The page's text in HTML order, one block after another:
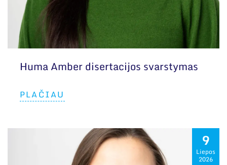
Huma Amber disertacijos svarstymas
PLAČIAU
9
Liepos
2026